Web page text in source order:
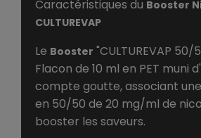
Caractéristiques du Booster
CULTUREVAP
Le Booster "CULTUREVAP 50/
Flacon de 10 ml en PET muni
compte goutte, associant
en 50/50 de 20 mg/ml de
booster les saveurs.